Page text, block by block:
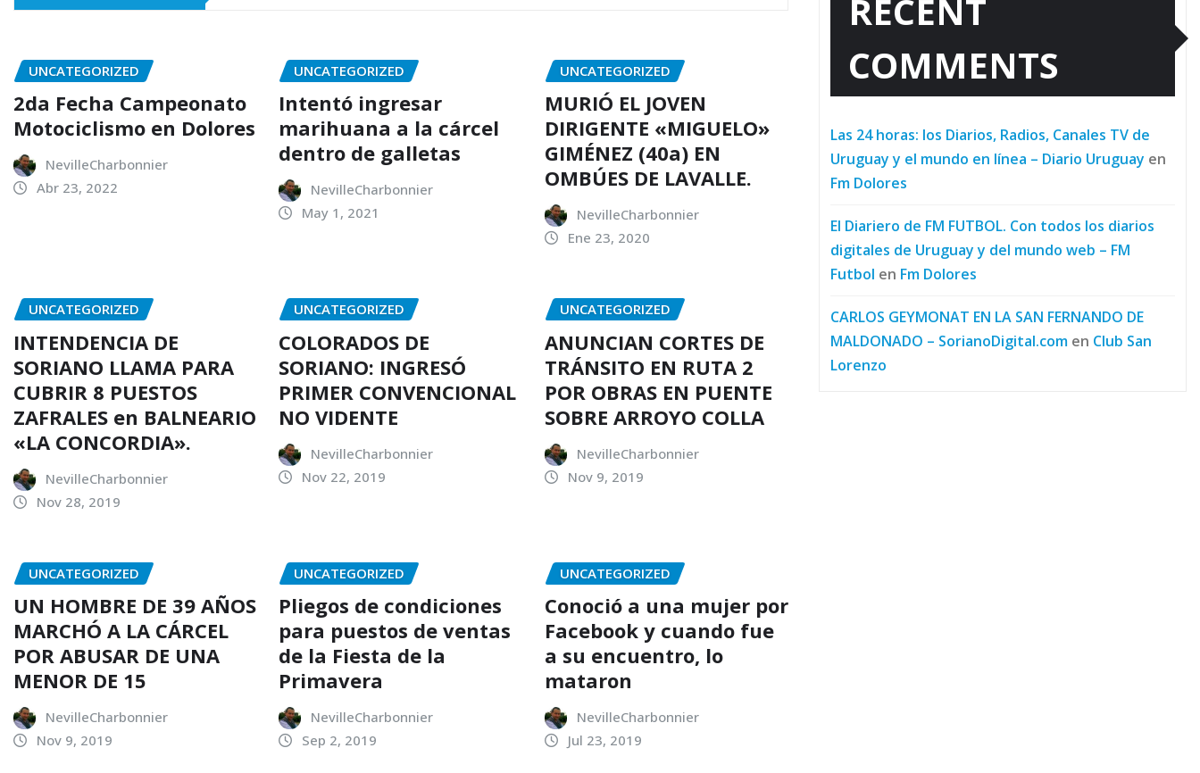
UNCATEGORIZED
2da Fecha Campeonato
Motociclismo en Dolores
NevilleCharbonnier
Abr 23, 2022
UNCATEGORIZED
Intentó ingresar
marihuana a la cárcel
dentro de galletas
NevilleCharbonnier
May 1, 2021
UNCATEGORIZED
MURIÓ EL JOVEN
DIRIGENTE «MIGUELO»
GIMÉNEZ (40a) EN
OMBÚES DE LAVALLE.
NevilleCharbonnier
Ene 23, 2020
UNCATEGORIZED
INTENDENCIA DE
SORIANO LLAMA PARA
CUBRIR 8 PUESTOS
ZAFRALES en BALNEARIO
«LA CONCORDIA».
NevilleCharbonnier
Nov 28, 2019
UNCATEGORIZED
COLORADOS DE
SORIANO: INGRESÓ
PRIMER CONVENCIONAL
NO VIDENTE
NevilleCharbonnier
Nov 22, 2019
UNCATEGORIZED
ANUNCIAN CORTES DE
TRÁNSITO EN RUTA 2
POR OBRAS EN PUENTE
SOBRE ARROYO COLLA
NevilleCharbonnier
Nov 9, 2019
UNCATEGORIZED
UN HOMBRE DE 39 AÑOS
MARCHÓ A LA CÁRCEL
POR ABUSAR DE UNA
MENOR DE 15
NevilleCharbonnier
Nov 9, 2019
UNCATEGORIZED
Pliegos de condiciones
para puestos de ventas
de la Fiesta de la
Primavera
NevilleCharbonnier
Sep 2, 2019
UNCATEGORIZED
Conoció a una mujer por
Facebook y cuando fue
a su encuentro, lo
mataron
NevilleCharbonnier
Jul 23, 2019
RECENT
COMMENTS
Las 24 horas: los Diarios, Radios, Canales TV de
Uruguay y el mundo en línea – Diario Uruguay en
Fm Dolores
El Diariero de FM FUTBOL. Con todos los diarios
digitales de Uruguay y del mundo web – FM
Futbol en Fm Dolores
CARLOS GEYMONAT EN LA SAN FERNANDO DE
MALDONADO – SorianoDigital.com en Club San
Lorenzo